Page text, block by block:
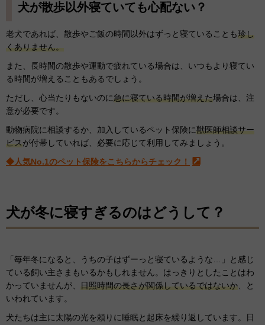
犬が散歩以外寝ていても心配ない？
老犬であれば、散歩やご飯の時間以外はずっと寝ていることも珍し
くありません。
また、長時間の散歩や運動で疲れている場合は、いつもより寝てい
る時間が増えることもあるでしょう。
ただし、心当たりもないのに急に寝ている時間が増えた場合は、注
意が必要です。
動物病院に相談するか、加入しているペット保険に獣医師相談サー
ビスが付帯していれば、必要に応じて利用してみましょう。
◆人気No.1のペット保険をこちらからチェック！
犬が冬に寝すぎるのはどうして？
「毎年冬になると、うちの子はずーっと寝ているような…」と感じ
ている飼い主さまもいるかもしれません。はっきりとしたことはわ
かっていませんが、 日照時間の長さが関係しているではないか、と
いわれています。
犬たちは主に太陽の光を頼りに睡眠と起床を繰り返しています。日